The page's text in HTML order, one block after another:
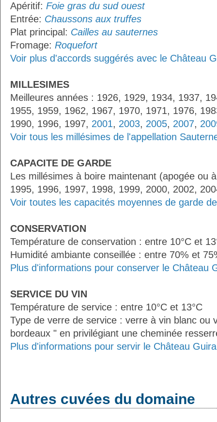
Apéritif: Foie gras du sud ouest
Entrée: Chaussons aux truffes
Plat principal: Cailles au sauternes
Fromage: Roquefort
Voir plus d'accords suggérés avec le Château
MILLESIMES
Meilleures années : 1926, 1929, 1934, 1937,
1955, 1959, 1962, 1967, 1970, 1971, 1976,
1990, 1996, 1997, 2001, 2003, 2005, 2007,
Voir tous les millésimes de l'appellation
CAPACITE DE GARDE
Les millésimes à boire maintenant (apogée ou
1995, 1996, 1997, 1998, 1999, 2000, 2002,
Voir toutes les capacités moyennes de garde
CONSERVATION
Température de conservation : entre 10°C et
Humidité ambiante conseillée : entre 70% et
Plus d'informations pour conserver le Château
SERVICE DU VIN
Température de service : entre 10°C et 13°C
Type de verre de service : verre à vin blanc ou
bordeaux " en privilégiant une cheminée
Plus d'informations pour servir le Château
Autres cuvées du domaine